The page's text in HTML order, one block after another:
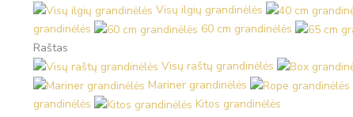
Visų ilgių grandinėlės
grandinėlės
60 cm grandinėlės
Raštas
Visų raštų grandinėlės
Mariner grandinėlės
grandinėlės
Kitos grandinėlės